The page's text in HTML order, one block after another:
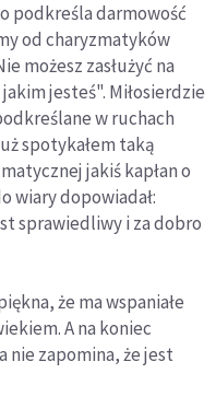
podkreśla darmowość
od charyzmatyków
możesz zasłużyć na
jesteś". Miłosierdzie
w ruchach
spotykałem taką
jakiś kapłan o
wiary dopowiadał:
sprawiedliwy i za dobro
że ma wspaniałe
A na koniec
zapomina, że jest